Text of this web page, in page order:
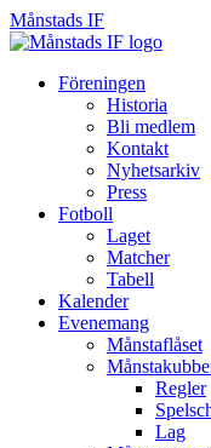
Månstads IF
Månstads
HoppaFöreningen
Historia
Bli medlem
Kontakt
Nyhetsarkiv
Press
Fotboll
Laget
Matcher
Tabell
Kalender
Evenemang
Månstaflåset
Regler
Lag